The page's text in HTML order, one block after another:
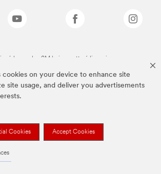
cookies on your device to enhance site
site usage, and deliver you advertisements
Cookies Accept Cookies
márkanevek a 3M bejegyzett védjegyei.